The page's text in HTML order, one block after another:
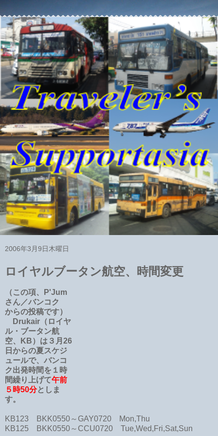
2006年3月9日木曜日
ロイヤルブータン航空、時間変更
（この項、P'Jum
さん／バンコク
からの投稿です）
Drukair（ロイヤ
ル・ブータン航
空、KB）は３月26
日からの夏スケジ
ュールで、バンコ
ク出発時間を１時
間繰り上げて午前
５時50分としま
す。
KB123 BKK0550～GAY0720 Mon,Thu
KB125 BKK0550～CCU0720 Tue,Wed,Fri,Sat,Sun